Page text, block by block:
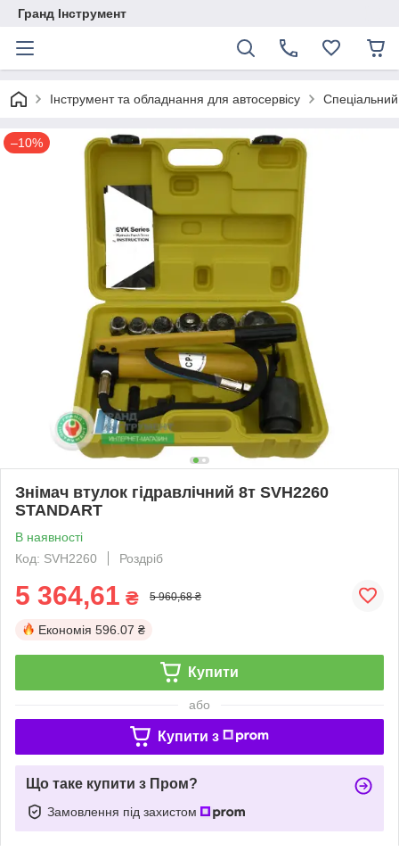
Гранд Інструмент
Інструмент та обладнання для автосервісу
–10%
Знімач втулок гідравлічний 8т SVH2260
STANDART
В наявності
Код: SVH2260
Роздріб
5 364,61 ₴ 5 960,68 ₴
Економія 596.07 ₴
Купити
або
Купити з
Що таке купити з Пром?
Замовлення під захистом